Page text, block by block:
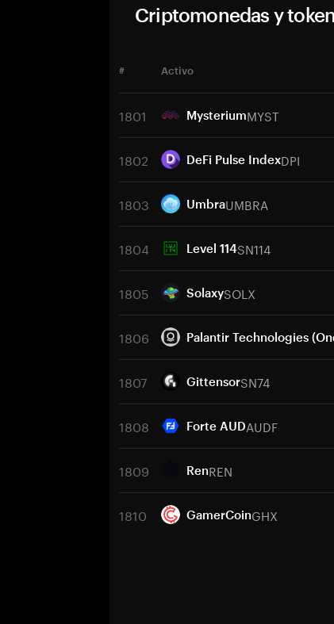
Criptomonedas y
# Activo
1801 MysteriumMYST
1802 DeFi Pulse IndexDPI
1803 UmbraUMBRA
1804 Level 114SN114
1805 SolaxySOLX
1806 Palantir Technologies
1807 GittensorSN74
1808 Forte AUDAUDF
1809 RenREN
1810 GamerCoinGHX